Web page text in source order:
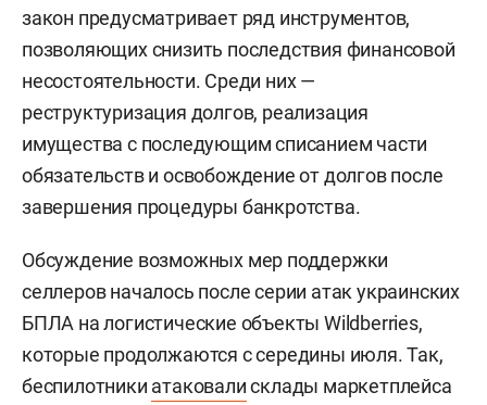
закон предусматривает ряд инструментов,
позволяющих снизить последствия финансовой
несостоятельности. Среди них —
реструктуризация долгов, реализация
имущества с последующим списанием части
обязательств и освобождение от долгов после
завершения процедуры банкротства.
Обсуждение возможных мер поддержки
селлеров началось после серии атак украинских
БПЛА на логистические объекты Wildberries,
которые продолжаются с середины июля. Так,
беспилотники атаковалисклады маркетплейса